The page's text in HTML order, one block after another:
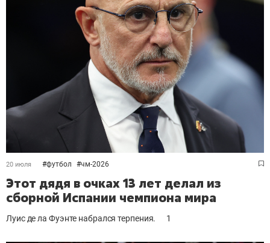
20 июля #футбол #чм-2026
Этот дядя в очках 13 лет делал из
сборной Испании чемпиона мира
Луис де ла Фуэнте набрался терпения. 1